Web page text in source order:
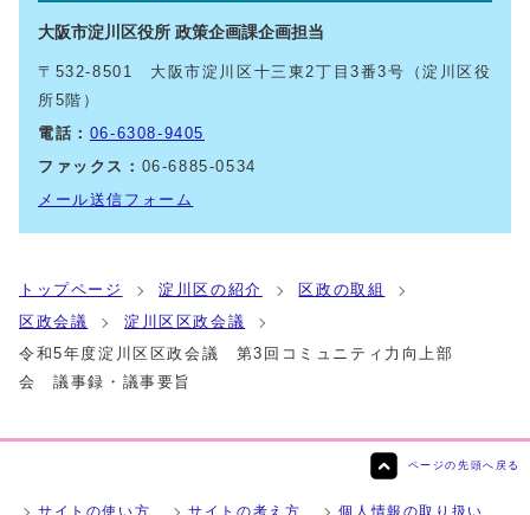
大阪市淀川区役所 政策企画課企画担当
〒532-8501 大阪市淀川区十三東2丁目3番3号（淀川区役
所5階）
電話： 06-6308-9405
ファックス： 06-6885-0534
メール送信フォーム
トップページ 淀川区の紹介
区政の取組
区政会議
淀川区区政会議
令和5年度淀川区区政会議 第3回コミュニティ力向上部
会 議事録・議事要旨
ページの先頭へ戻る
サイトの使い方 サイトの考え方 個人情報の取り扱い